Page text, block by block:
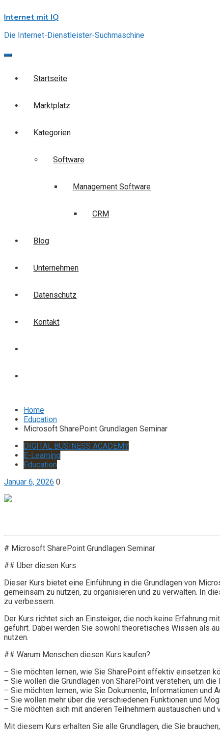
to
Internet mit IQ
Die Internet-Dienstleister-Suchmaschine
Startseite
Marktplatz
Kategorien
Software
Management Software
CRM
Blog
Unternehmen
Datenschutz
Kontakt
Home
Education
Microsoft SharePoint Grundlagen Seminar
DIGITAL BUSINESS ACADEMY
E-Learning
Education
Januar 6, 2026 0
# Microsoft SharePoint Grundlagen Seminar
## Über diesen Kurs
Dieser Kurs bietet eine Einführung in die Grundlagen von
gemeinsam zu nutzen, zu organisieren und zu verwalten. In
zu verbessern.
Der Kurs richtet sich an Einsteiger, die noch keine Erfahrung
geführt. Dabei werden Sie sowohl theoretisches Wissen als
nutzen.
## Warum Menschen diesen Kurs kaufen?
– Sie möchten lernen, wie Sie SharePoint effektiv einsetzen
– Sie wollen die Grundlagen von SharePoint verstehen, um
– Sie möchten lernen, wie Sie Dokumente, Informationen und
– Sie wollen mehr über die verschiedenen Funktionen und
– Sie möchten sich mit anderen Teilnehmern austauschen
Mit diesem Kurs erhalten Sie alle Grundlagen, die Sie